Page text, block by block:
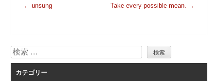
投
ゲ
ー
シ
← unsung Take every possible mean. →
検
索
カテゴリー